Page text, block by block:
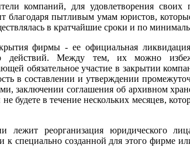
компаний, для удовлетворения своих
благодаря пытливым умам юристов,
в кратчайшие сроки и по
фирмы - ее официальная
действий. Между тем, их можно
обязательное участие в закрытии
в составлении и утверждении
заключении соглашения об архивном
будете в течение нескольких месяцев,
лежит реорганизация юридического
к специально созданной для этого фирме